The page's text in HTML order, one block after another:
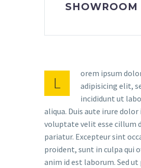
SHOWROOM
L
orem ipsum
adipisicing elit,
incididunt ut
aliqua. Duis aute irure
voluptate velit esse cillum
pariatur. Excepteur sint
proident, sunt in culpa qui
anim id est laborum. Sed